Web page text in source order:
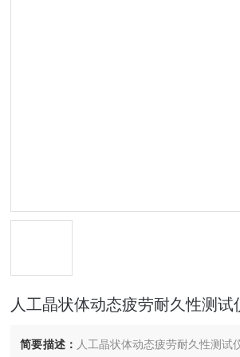
人工晶状体动态疲劳耐久性测试
简要描述： 人工晶状体动态疲劳耐久性测试